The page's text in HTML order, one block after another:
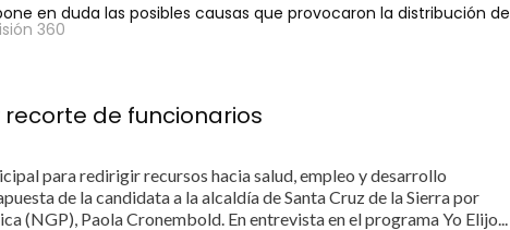
en duda las posibles causas que provocaron la distribución de
360
de funcionarios
para redirigir recursos hacia salud, empleo y desarrollo
de la candidata a la alcaldía de Santa Cruz de la Sierra por
(NGP), Paola Cronembold. En entrevista en el programa Yo Elijo...